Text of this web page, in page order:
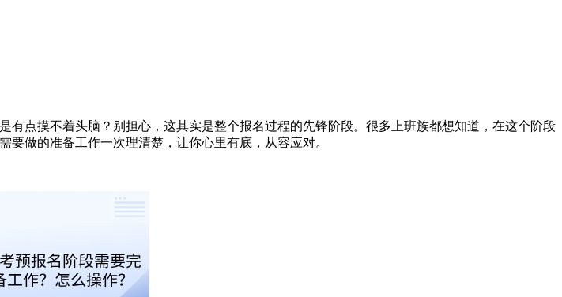
有点摸不着头脑？别担心，这其实是整个报名过程的先锋阶段。很多上班族都想知道，在这个阶段
做的准备工作一次理清楚，让你心里有底，从容应对。